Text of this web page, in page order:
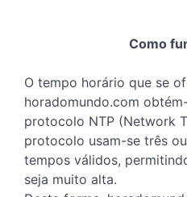
Como
O tempo horário que se
horadomundo.com
protocolo NTP (Network
protocolo usam-se três
tempos válidos,
seja muito alta.